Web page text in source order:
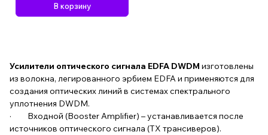
В корзину
Усилители оптического сигнала EDFA DWDM изготовлены
из волокна, легированного эрбием EDFA и применяются для
создания оптических линий в системах спектрального
уплотнения DWDM.
· Входной (Booster Amplifier) – устанавливается после
источников оптического сигнала (TX трансиверов).